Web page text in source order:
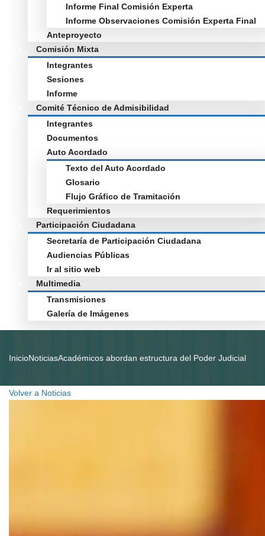
Informe Final Comisión Experta
Informe Observaciones Comisión Experta Final
Anteproyecto
Comisión Mixta
Integrantes
Sesiones
Informe
Comité Técnico de Admisibilidad
Integrantes
Documentos
Auto Acordado
Texto del Auto Acordado
Glosario
Flujo Gráfico de Tramitación
Requerimientos
Participación Ciudadana
Secretaría de Participación Ciudadana
Audiencias Públicas
Ir al sitio web
Multimedia
Transmisiones
Galería de Imágenes
InicioNoticiasAcadémicos abordan estructura del Poder Judicial
Volver a Noticias